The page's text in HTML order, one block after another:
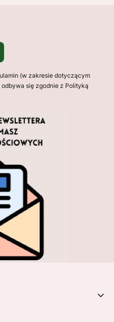
(w zakresie dotyczącym
się zgodnie z Polityką